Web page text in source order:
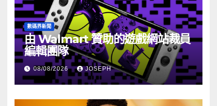
數碼界新聞
由 Walmart 贊助的遊戲網站裁員
編輯團隊
08/08/2026 JOSEPH